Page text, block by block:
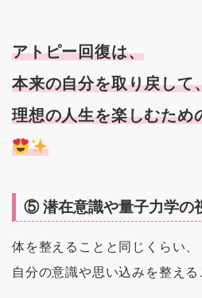
アトピー回復は、
本来の自分を取り戻して
理想の人生を楽しむため
⑤ 潜在意識や量子力学の
体を整えることと同じくらい、
自分の意識や思い込みを整える